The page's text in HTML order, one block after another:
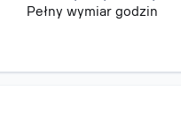
Pełny wymiar godzin